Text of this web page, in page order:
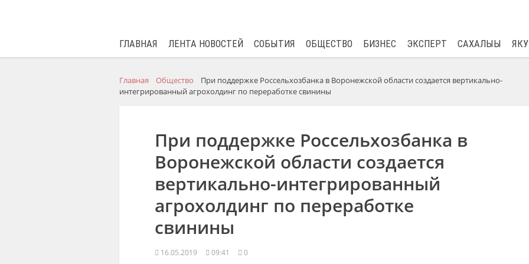
ГЛАВНАЯ ЛЕНТА НОВОСТЕЙ СОБЫТИЯ ОБЩЕСТВО БИЗНЕС ЭКСПЕРТ САХАЛЫЫ
Главная Общество
При поддержке Россельхозбанка в Воронежской области создается вертикально-
интегрированный агрохолдинг по переработке свинины
При поддержке Россельхозбанка в
Воронежской области создается
вертикально-интегрированный
агрохолдинг по переработке
свинины
16.05.2019 09:41 0